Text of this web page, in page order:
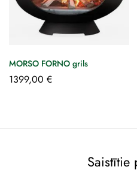
MORSO FORNO grils
1399,00 €
Saistītie